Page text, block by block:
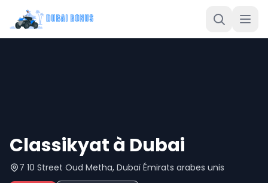
Classikyat à Dubai
7 10 Street Oud Metha, Dubaï Émirats arabes unis